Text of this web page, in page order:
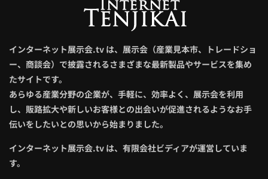
インターネット展示会.tv は、展示会（産業見本市、トレードショ
ー、商談会）で披露されるさまざまな最新製品やサービスを集め
たサイトです。
あらゆる産業分野の企業が、手軽に、効率よく、展示会を利用
し、販路拡大や新しいお客様との出会いが促進されるようなお手
伝いをしたいとの思いから始まりました。
インターネット展示会.tv は、有限会社ビディアが運営していま
す。